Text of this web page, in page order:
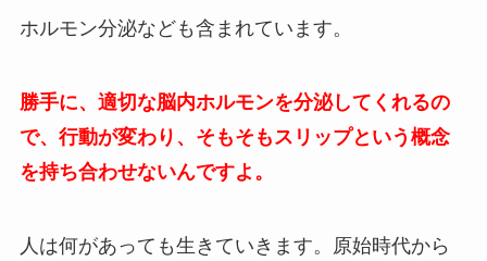
ホルモン分泌なども含まれています。
勝手に、適切な脳内ホルモンを分泌してくれるの
で、行動が変わり、そもそもスリップという概念
を持ち合わせないんですよ。
人は何があっても生きていきます。原始時代から